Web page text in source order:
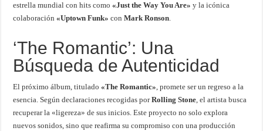
estrella mundial con hits como«Just the Way You Are» y la icónica
colaboración«Uptown Funk» conMark Ronson.
‘The Romantic’: Una
Búsqueda de Autenticidad
El próximo álbum, titulado«The Romantic», promete ser un regreso a la
esencia. Según declaraciones recogidas porRolling Stone, el artista busca
recuperar la «ligereza» de sus inicios. Este proyecto no solo explora
nuevos sonidos, sino que reafirma su compromiso con una producción